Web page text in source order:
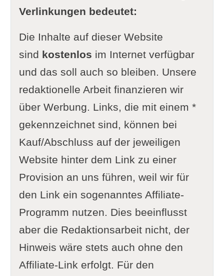
Verlinkungen bedeutet:
Die Inhalte auf dieser Website
sind kostenlos im Internet verfügbar
und das soll auch so bleiben. Unsere
redaktionelle Arbeit finanzieren wir
über Werbung. Links, die mit einem *
gekennzeichnet sind, können bei
Kauf/Abschluss auf der jeweiligen
Website hinter dem Link zu einer
Provision an uns führen, weil wir für
den Link ein sogenanntes Affiliate-
Programm nutzen. Dies beeinflusst
aber die Redaktionsarbeit nicht, der
Hinweis wäre stets auch ohne den
Affiliate-Link erfolgt. Für den